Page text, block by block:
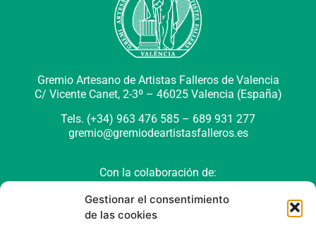
Gestionar el consentimiento
de las cookies
Gremio Artesano de Artistas Falleros de Valencia
C/ Vicente Canet, 2-3º – 46025 Valencia (España)
Tels. (+34) 963 476 585 – 689 931 277
gremio@gremiodeartistasfalleros.es
Con la colaboración de: